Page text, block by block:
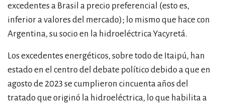
excedentes a Brasil a precio preferencial (esto es,
inferior a valores del mercado); lo mismo que hace con
Argentina, su socio en la hidroeléctrica Yacyretá.
Los excedentes energéticos, sobre todo de Itaipú, han
estado en el centro del debate político debido a que en
agosto de 2023 se cumplieron cincuenta años del
tratado que originó la hidroeléctrica, lo que habilita a